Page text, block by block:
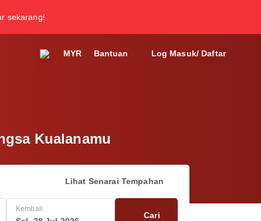
sekarang!
MYR Bantuan Log Masuk/ Daftar
Kualanamu
Lihat Senarai Tempahan
Kembali
Cari